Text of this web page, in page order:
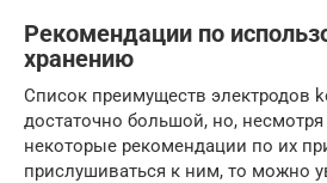
Рекомендации по
хранению
Список преимуществ электродов
достаточно большой, но,
некоторые рекомендации по их
прислушиваться к ним, то можно